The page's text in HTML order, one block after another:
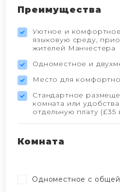
Преимущества
Уютное и
языковую среду,
жителей Манчестера
Одноместное и
Место для
Стандартное
комната или
отдельную плату (£35
Комната
Одноместное с